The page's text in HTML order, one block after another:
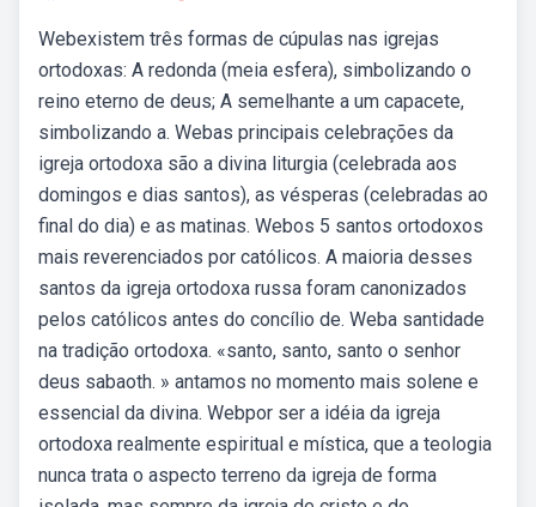
Webexistem três formas de cúpulas nas igrejas
ortodoxas: A redonda (meia esfera), simbolizando o
reino eterno de deus; A semelhante a um capacete,
simbolizando a. Webas principais celebrações da
igreja ortodoxa são a divina liturgia (celebrada aos
domingos e dias santos), as vésperas (celebradas ao
final do dia) e as matinas. Webos 5 santos ortodoxos
mais reverenciados por católicos. A maioria desses
santos da igreja ortodoxa russa foram canonizados
pelos católicos antes do concílio de. Weba santidade
na tradição ortodoxa. «santo, santo, santo o senhor
deus sabaoth. » antamos no momento mais solene e
essencial da divina. Webpor ser a idéia da igreja
ortodoxa realmente espiritual e mística, que a teologia
nunca trata o aspecto terreno da igreja de forma